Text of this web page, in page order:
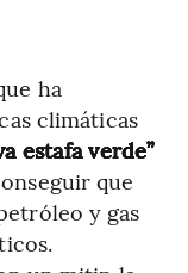
ha
climáticas
estafa verde”
que
y gas